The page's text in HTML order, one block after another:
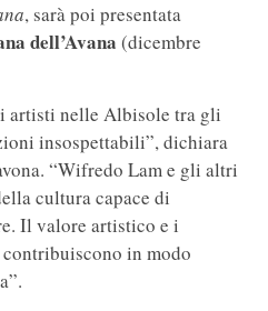
, sarà poi presentata
dell’Avana (dicembre
artisti nelle Albisole tra gli
insospettabili”, dichiara
“Wifredo Lam e gli altri
cultura capace di
Il valore artistico e i
in modo